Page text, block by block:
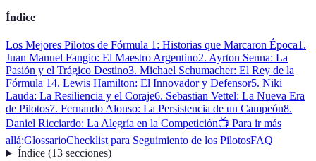
Índice
Los Mejores Pilotos de Fórmula 1: Historias que Marcaron Época1.
Juan Manuel Fangio: El Maestro Argentino2. Ayrton Senna: La
Pasión y el Trágico Destino3. Michael Schumacher: El Rey de la
Fórmula 14. Lewis Hamilton: El Innovador y Defensor5. Niki
Lauda: La Resiliencia y el Coraje6. Sebastian Vettel: La Nueva Era
de Pilotos7. Fernando Alonso: La Persistencia de un Campeón8.
Daniel Ricciardo: La Alegría en la Competición📺 Para ir más
allá:GlossarioChecklist para Seguimiento de los PilotosFAQ
Índice(13 secciones)